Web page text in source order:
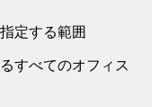
定する範囲
すべてのオフィス